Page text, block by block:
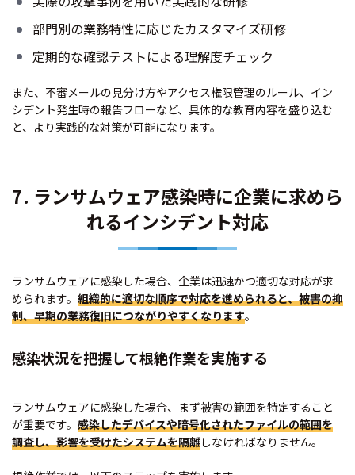
部門別の業務特性に応じたカスタマイズ研修
定期的な確認テストによる理解度チェック
また、不審メールの見分け方やアクセス権限管理のルール、イン
シデント発生時の報告フローなど、具体的な教育内容を盛り込む
と、より実践的な対策が可能になります。
7. ランサムウェア感染時に企業に求めら
れるインシデント対応
ランサムウェアに感染した場合、企業は迅速かつ適切な対応が求
められます。 組織的に適切な順序で対応を進められると、被害の抑
制、早期の業務復旧につながりやすくなります。
感染状況を把握して根絶作業を実施する
ランサムウェアに感染した場合、まず被害の範囲を特定すること
が重要です。 感染したデバイスや暗号化されたファイルの範囲を
調査し、影響を受けたシステムを隔離しなければなりません。